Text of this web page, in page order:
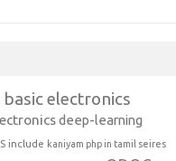
basic electronics
deep-learning
include kaniyam php in tamil seires